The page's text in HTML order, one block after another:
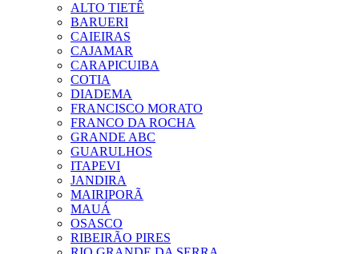
ALTO TIETÊ
BARUERI
CAIEIRAS
CAJAMAR
CARAPICUIBA
COTIA
DIADEMA
FRANCISCO MORATO
FRANCO DA ROCHA
GRANDE ABC
GUARULHOS
ITAPEVI
JANDIRA
MAIRIPORÃ
MAUÁ
OSASCO
RIBEIRÃO PIRES